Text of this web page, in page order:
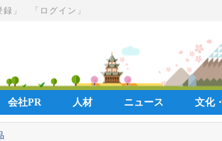
録」 「ログイン」
会社PR 人材 ニュース 文化